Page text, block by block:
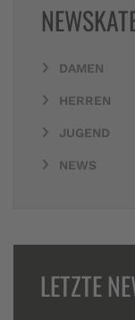
DAMEN
HERREN
JUGEND
NEWS
LETZTE